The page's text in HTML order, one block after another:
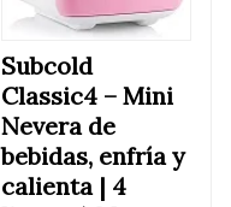
Subcold
Classic4 – Mini
Nevera de
bebidas, enfría y
calienta | 4